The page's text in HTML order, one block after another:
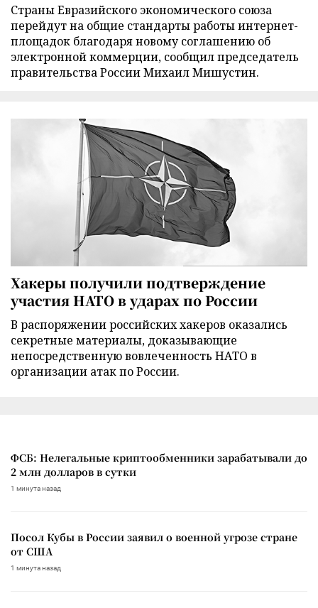
Страны Евразийского экономического союза
перейдут на общие стандарты работы интернет-
площадок благодаря новому соглашению об
электронной коммерции, сообщил председатель
правительства России Михаил Мишустин.
Хакеры получили подтверждение
участия НАТО в ударах по России
В распоряжении российских хакеров оказались
секретные материалы, доказывающие
непосредственную вовлеченность НАТО в
организации атак по России.
ФСБ: Нелегальные криптообменники зарабатывали до
2 млн долларов в сутки
1 минута назад
Посол Кубы в России заявил о военной угрозе стране
от США
1 минута назад